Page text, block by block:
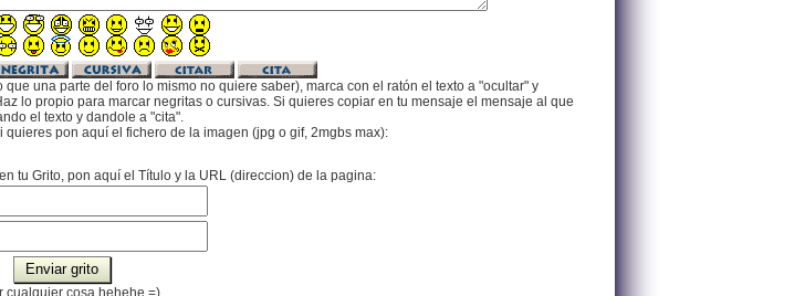
una parte del foro lo mismo no quiere saber), marca con el ratón el texto a "ocultar" y
lo propio para marcar negritas o cursivas. Si quieres copiar en tu mensaje el mensaje al que
el texto y dandole a "cita".
pon aquí el fichero de la imagen (jpg o gif, 2mgbs max):
tu Grito, pon aquí el Título y la URL (direccion) de la pagina:
cualquier cosa hehehe =)